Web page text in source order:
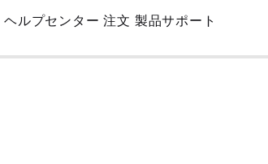
Skip
Main
ヘルプセンター 注文 製品サポート